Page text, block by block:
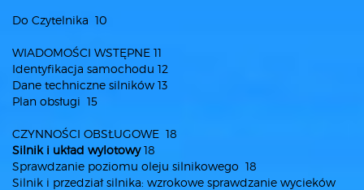
Do Czytelnika 10
WIADOMOŚCI WSTĘPNE 11
Identyfikacja samochodu 12
Dane techniczne silników 13
Plan obsługi 15
CZYNNOŚCI OBSŁUGOWE 18
Silnik i układ wylotowy18
Sprawdzanie poziomu oleju silnikowego 18
Silnik i przedział silnika: wzrokowe sprawdzanie wycieków